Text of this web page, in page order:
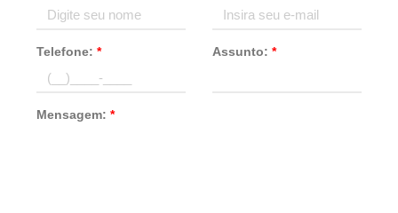
Telefone:* Assunto: *
Mensagem:*